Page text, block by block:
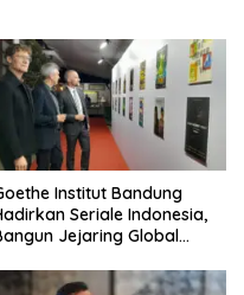
Institut Bandung
Seriale Indonesia,
Jejaring Global